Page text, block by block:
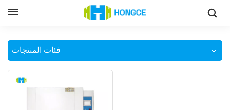
غرفة اختبار الشيخوخة ذات التهوية الطبيعية
فئات المنتجات